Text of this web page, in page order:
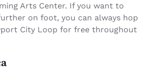
Arts Center. If you want to
on foot, you can always hop
City Loop for free throughout